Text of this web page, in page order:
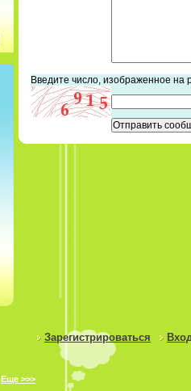
Введите число, изображенное на
Зарегистрироваться
Еще >>>